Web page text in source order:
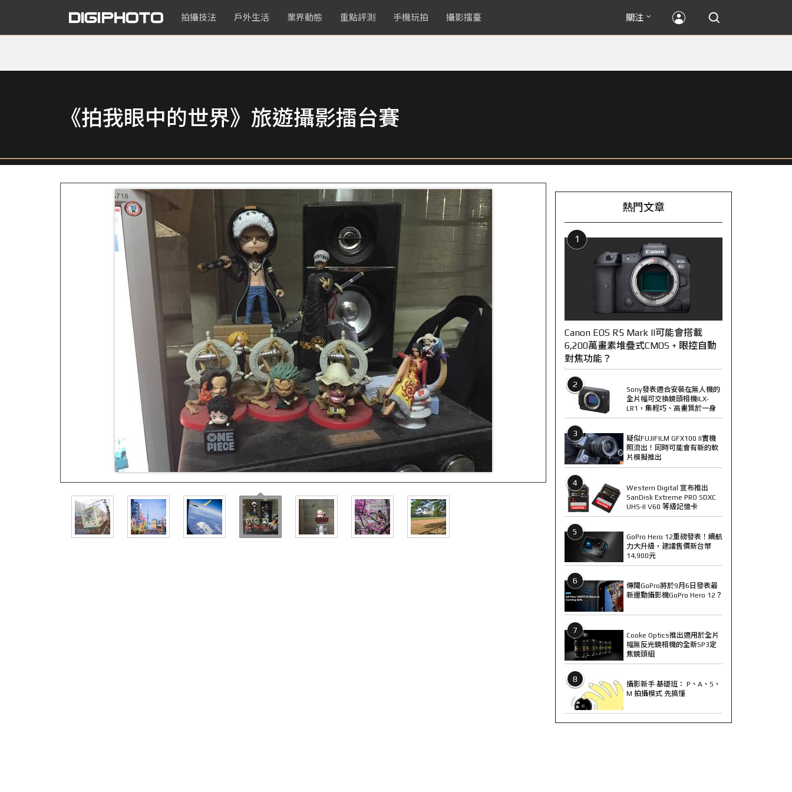
拍攝技法 戶外生活 業界動態 重點評測 手機玩拍 攝影擂臺 關注
《拍我眼中的世界》旅遊攝影擂台賽
熱門文章
1
Canon EOS R5 Mark II可能會搭載
6,200萬畫素堆疊式CMOS + 眼控自動
對焦功能？
2
Sony發表適合安裝在無人機的
全片幅可交換鏡頭相機ILX-
LR1，集輕巧、高畫質於一身
3
疑似FUJIFILM GFX100 II實機
照流出！同時可能會有新的軟
片模擬推出
4
Western Digital 宣布推出
SanDisk Extreme PRO SDXC
UHS-II V60 等級記憶卡
5
GoPro Hero 12重磅發表！續航
力大升級，建議售價新台幣
14,900元
6
傳聞GoPro將於9月6日發表最
新運動攝影機GoPro Hero 12？
7
Cooke Optics推出適用於全片
幅無反光鏡相機的全新SP3定
焦鏡頭組
8
攝影新手 基礎班： P、A、S、
M 拍攝模式 先搞懂